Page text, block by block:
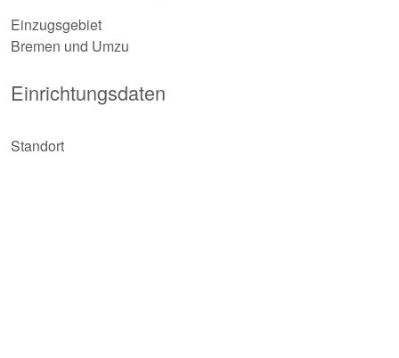
Einzugsgebiet
Bremen und Umzu
Einrichtungsdaten
Standort